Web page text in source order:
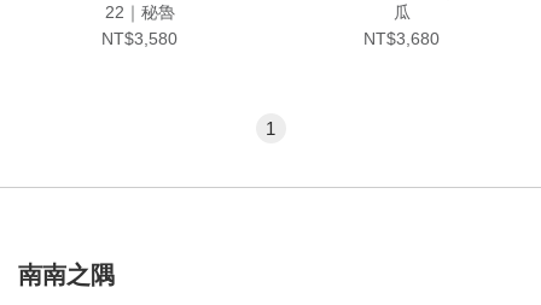
22｜秘魯
NT$3,580
瓜
NT$3,680
1
南南之隅